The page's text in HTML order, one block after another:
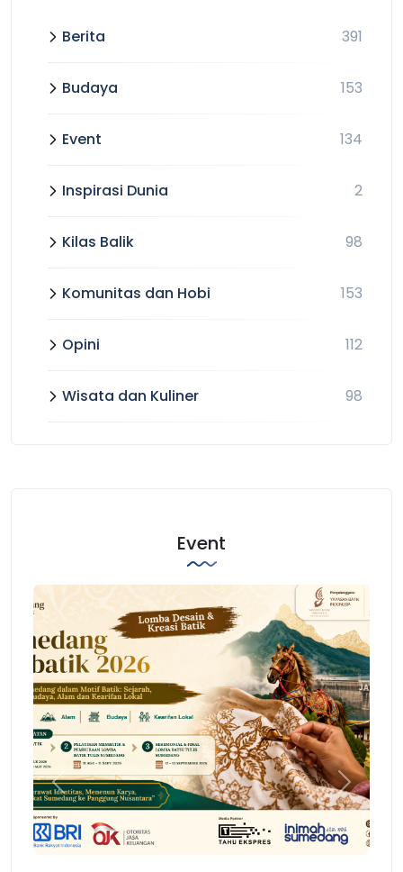
Berita 391
Budaya 153
Event 134
Inspirasi Dunia 2
Kilas Balik 98
Komunitas dan Hobi 153
Opini 112
Wisata dan Kuliner 98
Event
Previous Next